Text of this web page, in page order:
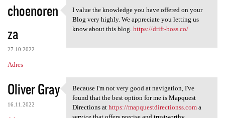
choenoren
za
27.10.2022
Adres
I value the knowledge you
I value the knowledge you have offered on your
Blog very highly. We appreciate you letting us
know about this blog. https://drift-boss.co/
Oliver Gray
16.11.2022
Because I'm not very good at
Because I'm not very good at navigation, I've
found that the best option for me is Mapquest
Directions at https://mapquestdirectionss.coma